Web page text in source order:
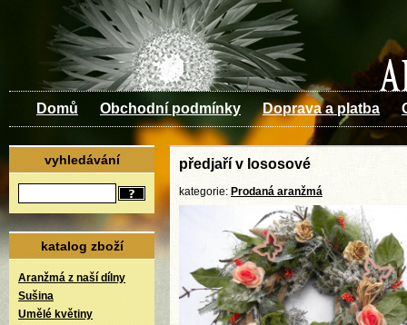
Domů Obchodní podmínky Doprava a platba
vyhledávání
katalog zboží
Aranžmá z naší dílny
Sušina
Umělé květiny
předjaří v lososové
kategorie: Prodaná aranžmá